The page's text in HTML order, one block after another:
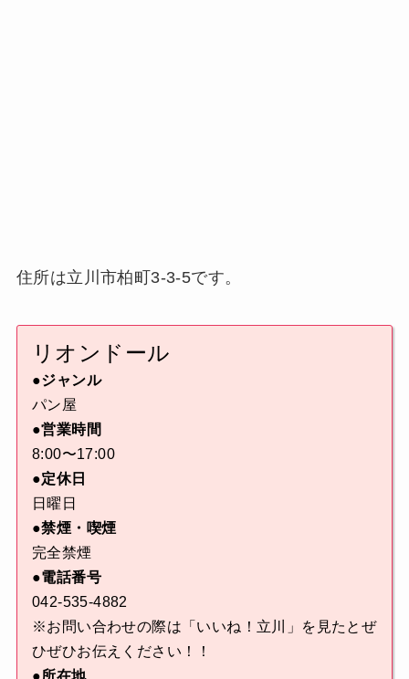
住所は立川市柏町3-3-5です。
リオンドール
●ジャンル
パン屋
●営業時間
8:00〜17:00
●定休日
日曜日
●禁煙・喫煙
完全禁煙
●電話番号
042-535-4882
※お問い合わせの際は「いいね！立川」を見たとぜ
ひぜひお伝えください！！
●所在地